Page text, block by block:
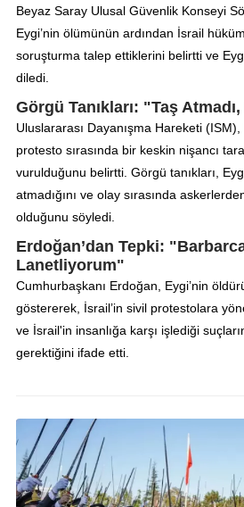
Beyaz Saray Ulusal Güvenlik Konseyi
Eygi’nin ölümünün ardından İsrail
soruşturma talep ettiklerini belirtti ve
diledi.
Görgü Tanıkları: "Taş
Uluslararası Dayanışma Hareketi (ISM),
protesto sırasında bir keskin nişancı
vurulduğunu belirtti. Görgü tanıkları,
atmadığını ve olay sırasında
olduğunu söyledi.
Erdoğan’dan Tepki:
Lanetliyorum"
Cumhurbaşkanı Erdoğan, Eygi’nin
göstererek, İsrail’in sivil protestolara
ve İsrail'in insanlığa karşı işlediği
gerektiğini ifade etti.